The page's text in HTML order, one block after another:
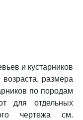
и кустарников
размера
по породам
для отдельных
чертежа см.